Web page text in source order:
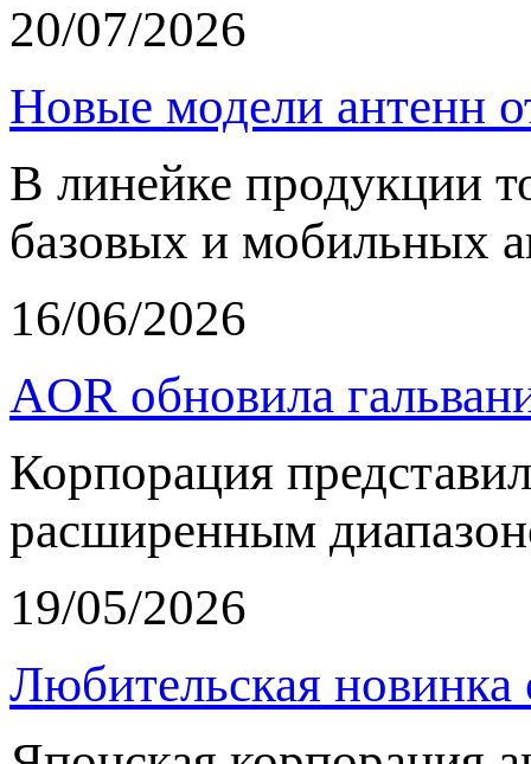
20/07/2026
Новые модели антенн
В линейке продукции
базовых и мобильных
16/06/2026
AOR обновила
Корпорация
расширенным
19/05/2026
Любительская новинка